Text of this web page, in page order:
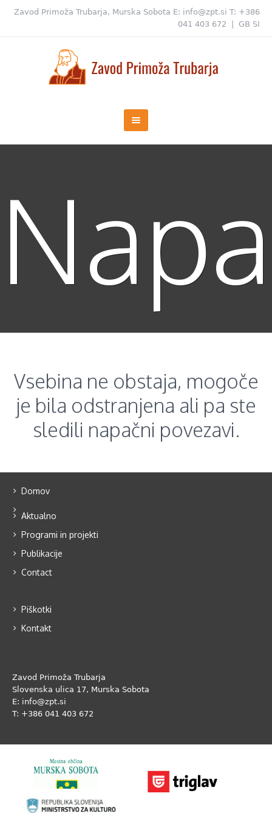
Zavod Primoža Trubarja, Murska Sobota E: info@zpt.si T: +386
041 403 672
GB SI
Vsebina ne obstaja, mogoče
je bila odstranjena ali pa ste
sledili napačni povezavi.
Domov
Aktualno
Programi in projekti
Publikacije
Contact
Piškotki
Kontakt
Zavod Primoža Trubarja
Slovenska ulica 17, Murska Sobota
E: info@zpt.si
T: +386 041 403 672